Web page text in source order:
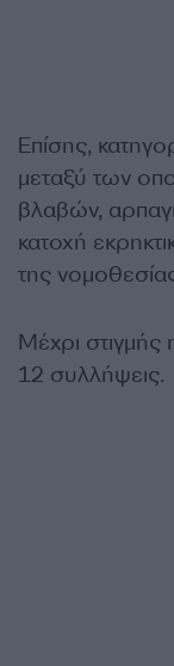
Επίσης,
μεταξύ των
βλαβών,
κατοχή
της
Μέχρι
12 συλλήψεις.